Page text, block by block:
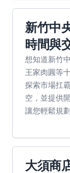
新竹中
時間與
想知道新竹
王家肉圓等
探索市場扛
空，並提供
讓您輕鬆規
大須商